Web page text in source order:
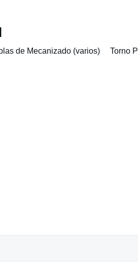
de Mecanizado (varios) Torno